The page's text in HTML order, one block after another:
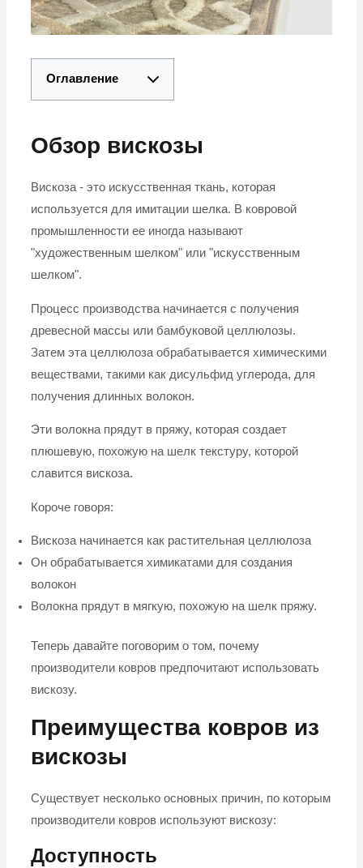
Оглавление
Обзор вискозы
Вискоза - это искусственная ткань, которая
используется для имитации шелка. В ковровой
промышленности ее иногда называют
"художественным шелком" или "искусственным
шелком".
Процесс производства начинается с получения
древесной массы или бамбуковой целлюлозы.
Затем эта целлюлоза обрабатывается химическими
веществами, такими как дисульфид углерода, для
получения длинных волокон.
Эти волокна прядут в пряжу, которая создает
плюшевую, похожую на шелк текстуру, которой
славится вискоза.
Короче говоря:
Вискоза начинается как растительная целлюлоза
Он обрабатывается химикатами для создания
волокон
Волокна прядут в мягкую, похожую на шелк пряжу.
Теперь давайте поговорим о том, почему
производители ковров предпочитают использовать
вискозу.
Преимущества ковров из
вискозы
Существует несколько основных причин, по которым
производители ковров используют вискозу:
Доступность